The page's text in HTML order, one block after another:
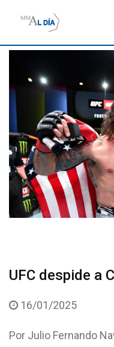
UFC despide a
16/01/2025
Por Julio Fernando